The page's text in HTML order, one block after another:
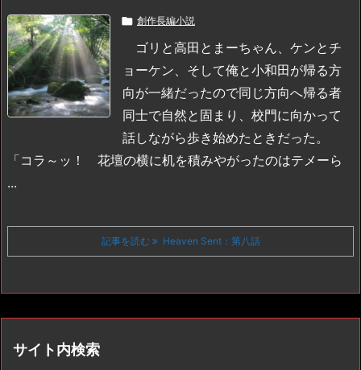
 創作長編小説
ゴリと高田とまーちゃん、ケンとチ
ョーケン、そして俺と小和田が帰る方
向が一緒だったので同じ方向へ帰る者
同士で自然と固まり、校門に向かって
話しながら歩き始めたときだった。
「コラ～ッ！ 花壇の横に机を積みやがったのはテメーら
...
記事を読む Heaven Sent：第八話
サイト内検索